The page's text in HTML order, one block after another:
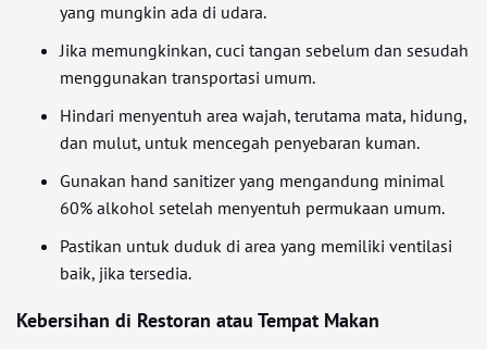
yang mungkin ada di udara.
Jika memungkinkan, cuci tangan sebelum dan sesudah
menggunakan transportasi umum.
Hindari menyentuh area wajah, terutama mata, hidung,
dan mulut, untuk mencegah penyebaran kuman.
Gunakan hand sanitizer yang mengandung minimal
60% alkohol setelah menyentuh permukaan umum.
Pastikan untuk duduk di area yang memiliki ventilasi
baik, jika tersedia.
Kebersihan di Restoran atau Tempat Makan